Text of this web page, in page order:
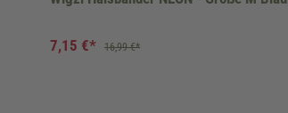
7,15 €* 16,99 €*